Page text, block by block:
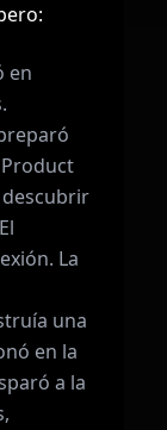
en
La
una
en la
a la